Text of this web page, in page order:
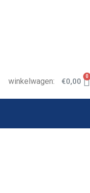
winkelwagen: €0,00
0